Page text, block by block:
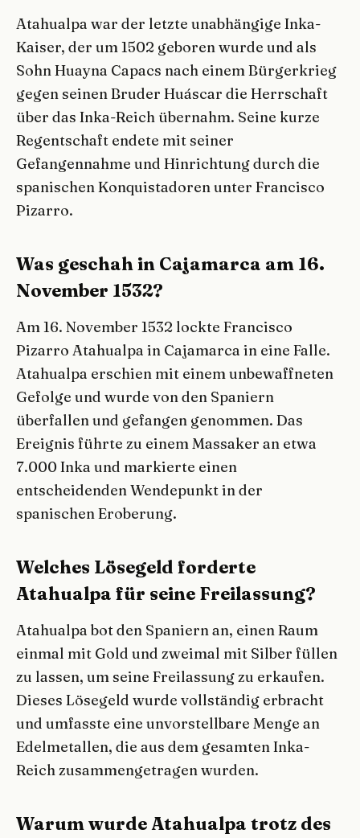
Atahualpa war der letzte unabhängige Inka-
Kaiser, der um 1502 geboren wurde und als
Sohn Huayna Capacs nach einem Bürgerkrieg
gegen seinen Bruder Huáscar die Herrschaft
über das Inka-Reich übernahm. Seine kurze
Regentschaft endete mit seiner
Gefangennahme und Hinrichtung durch die
spanischen Konquistadoren unter Francisco
Pizarro.
Was geschah in Cajamarca am 16.
November 1532?
Am 16. November 1532 lockte Francisco
Pizarro Atahualpa in Cajamarca in eine Falle.
Atahualpa erschien mit einem unbewaffneten
Gefolge und wurde von den Spaniern
überfallen und gefangen genommen. Das
Ereignis führte zu einem Massaker an etwa
7.000 Inka und markierte einen
entscheidenden Wendepunkt in der
spanischen Eroberung.
Welches Lösegeld forderte
Atahualpa für seine Freilassung?
Atahualpa bot den Spaniern an, einen Raum
einmal mit Gold und zweimal mit Silber füllen
zu lassen, um seine Freilassung zu erkaufen.
Dieses Lösegeld wurde vollständig erbracht
und umfasste eine unvorstellbare Menge an
Edelmetallen, die aus dem gesamten Inka-
Reich zusammengetragen wurden.
Warum wurde Atahualpa trotz des